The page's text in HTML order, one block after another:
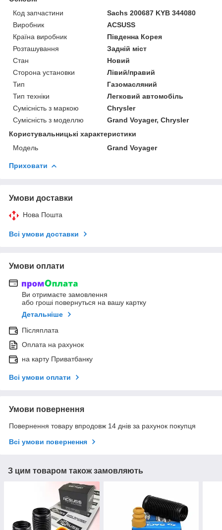
Код запчастини
Sachs 200687 KYB 344080
Виробник
ACSUSS
Країна виробник
Південна Корея
Розташування
Задній міст
Стан
Новий
Сторона установки
Лівий/правий
Тип
Газомасляний
Тип техніки
Легковий автомобіль
Сумісність з маркою
Chrysler
Сумісність з моделлю
Grand Voyager, Chrysler
Користувальницькі характеристики
Мoдель
Grand Voyager
Приховати
Умови доставки
Нова Пошта
Всі умови доставки
Умови оплати
Ви отримаєте замовлення
або гроші повернуться на вашу картку
Детальніше
Післяплата
Оплата на рахунок
на карту Приватбанку
Всі умови оплати
Умови повернення
Повернення товару впродовж 14 днів за рахунок покупця
Всі умови повернення
З цим товаром також замовляють